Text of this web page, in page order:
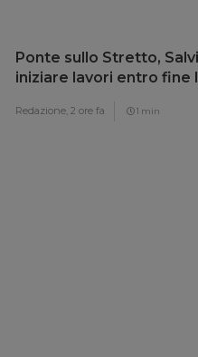
Ponte sullo Stretto,
iniziare lavori entro fine
Redazione, 2 ore fa 1 min